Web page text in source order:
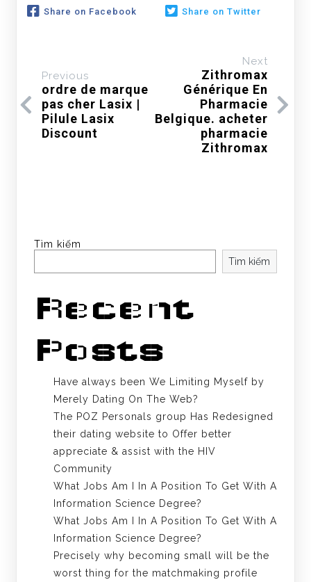
Share on Facebook Share on Twitter
Previous
ordre de marque
pas cher Lasix |
Pilule Lasix
Discount
Next
Zithromax
Générique En
Pharmacie
Belgique. acheter
pharmacie
Zithromax
Tìm kiếm
Tìm kiếm
Recent
Posts
Have always been We Limiting Myself by
Merely Dating On The Web?
The POZ Personals group Has Redesigned
their dating website to Offer better
appreciate & assist with the HIV
Community
What Jobs Am I In A Position To Get With A
Information Science Degree?
What Jobs Am I In A Position To Get With A
Information Science Degree?
Precisely why becoming small will be the
worst thing for the matchmaking profile